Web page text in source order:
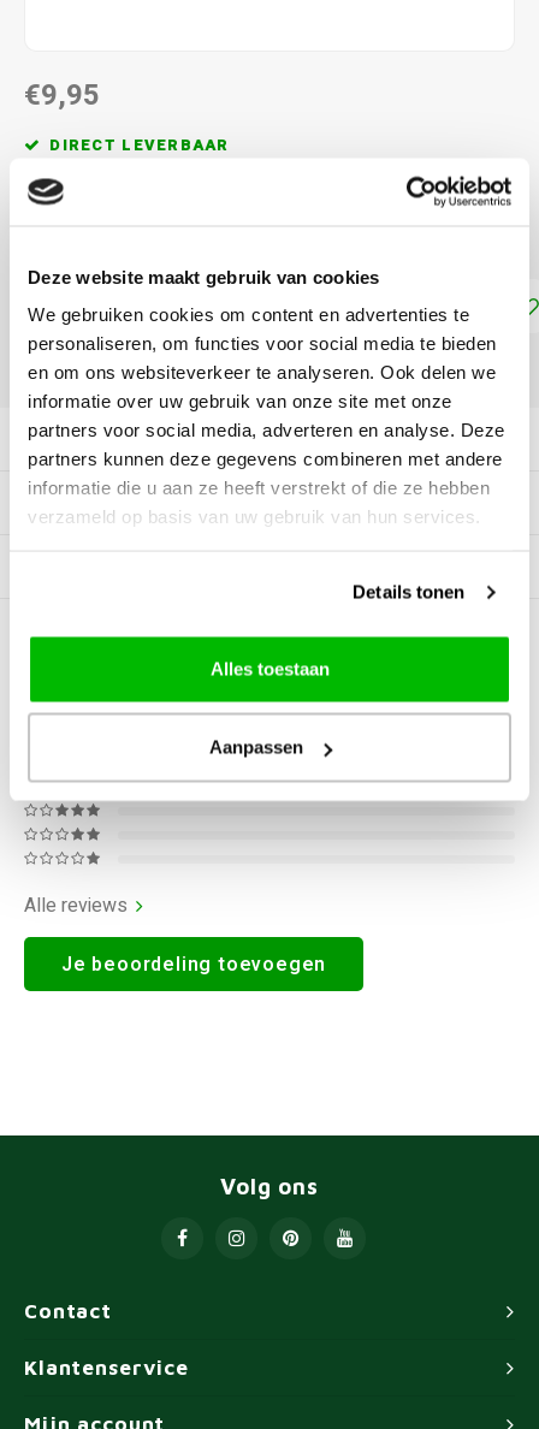
Deze website maakt gebruik van cookies
We gebruiken cookies om content en advertenties te
personaliseren, om functies voor social media te bieden
en om ons websiteverkeer te analyseren. Ook delen we
informatie over uw gebruik van onze site met onze
partners voor social media, adverteren en analyse. Deze
partners kunnen deze gegevens combineren met andere
informatie die u aan ze heeft verstrekt of die ze hebben
verzameld op basis van uw gebruik van hun services.
Details tonen
Alles toestaan
Aanpassen
€9,95
DIRECT LEVERBAAR
50% Merino Fine en 50% Katoen. Naalddikte: 4.00 - 4.50
Toevoegen aan winkelwagen
DELEN:
Productomschrijving
0
BEOORDELINGEN
0Reviews
Alle reviews
Je beoordeling toevoegen
Contact
Volg ons
Klantenservice
Mijn account